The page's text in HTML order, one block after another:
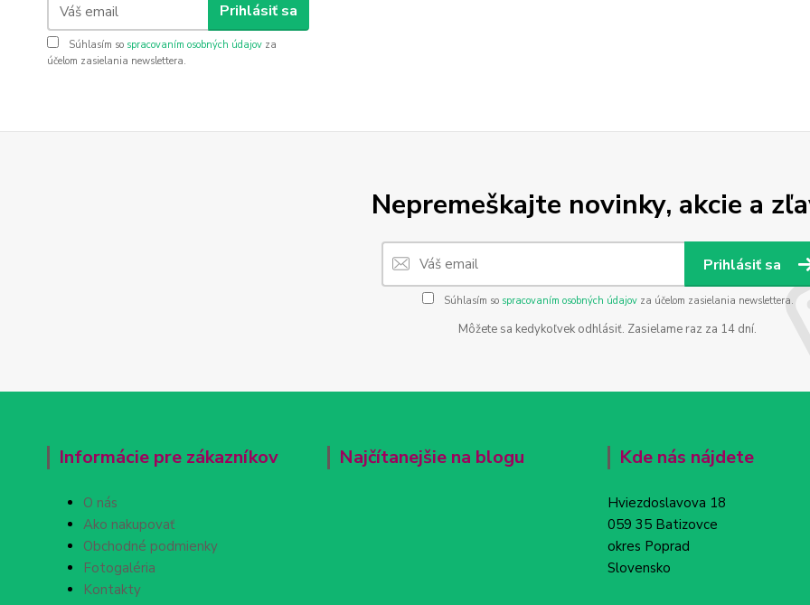
Prihlásiť sa
Súhlasím so spracovaním osobných údajov za
účelom zasielania newslettera.
Nepremeškajte novinky, akcie a
Prihlásiť sa
Súhlasím so spracovaním osobných údajovza účelom zasielania newslettera.
Môžete sa kedykoľvek odhlásiť. Zasielame raz za 14 dní.
Informácie pre zákazníkov
O nás
Ako nakupovať
Obchodné podmienky
Fotogaléria
Kontakty
Najčítanejšie na blogu Kde nás nájdete
Hviezdoslavova 18
059 35 Batizovce
okres Poprad
Slovensko